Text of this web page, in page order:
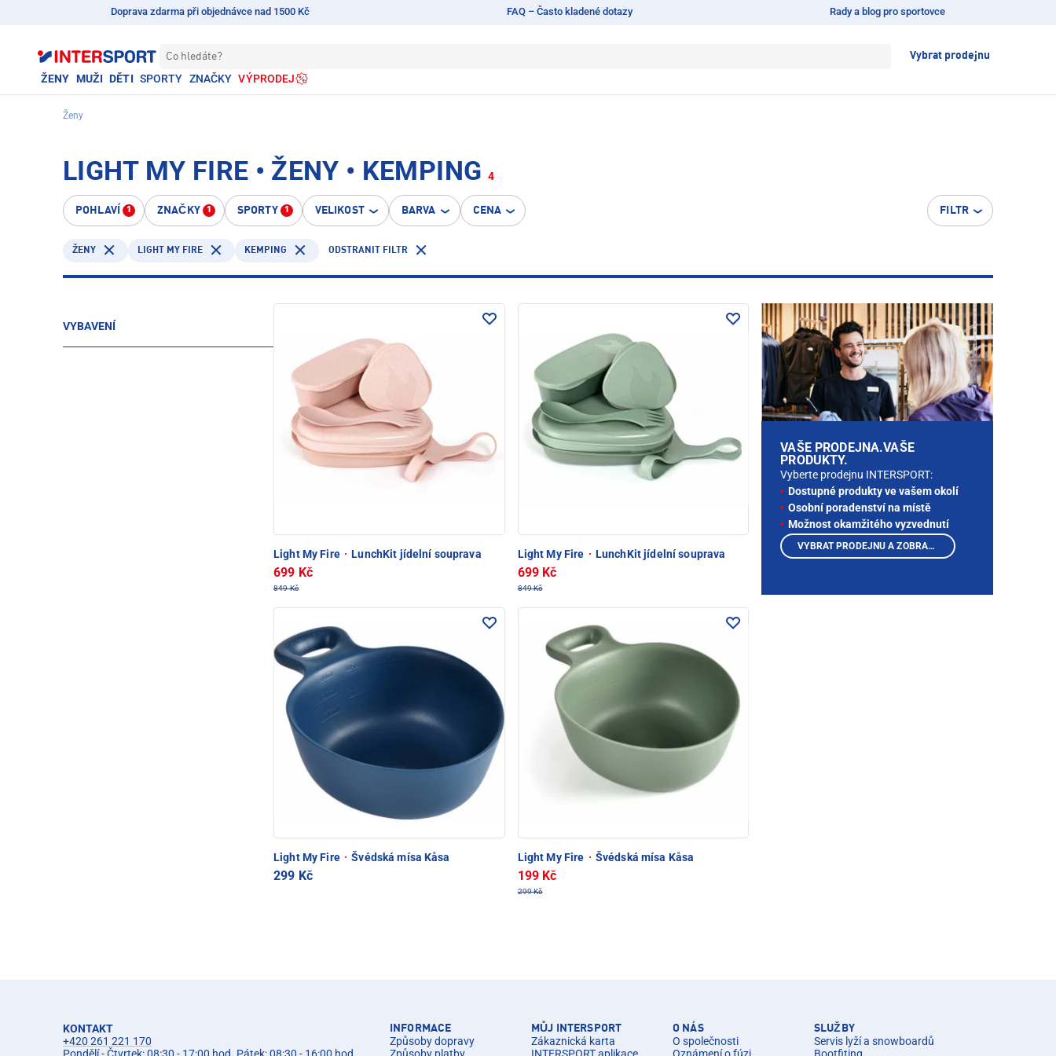
Doprava zdarma při objednávce nad 1500 Kč FAQ – Často kladené dotazy Rady a blog pro sportovce
Co hledáte? Vybrat prodejnu
ŽENY MUŽI DĚTI SPORTY ZNAČKY VÝPRODEJ
Ženy
LIGHT MY FIRE • ŽENY • KEMPING 4
POHLAVÍ 1 ZNAČKY 1 SPORTY 1 VELIKOST BARVA CENA FILTR
ŽENY LIGHT MY FIRE KEMPING ODSTRANIT FILTR
VYBAVENÍ
Light My Fire · LunchKit jídelní souprava
699 Kč
849 Kč
Light My Fire · LunchKit jídelní souprava
699 Kč
849 Kč
Light My Fire · Švédská mísa Kåsa
299 Kč
Light My Fire · Švédská mísa Kåsa
199 Kč
299 Kč
VAŠE PRODEJNA.VAŠE
PRODUKTY.
Vyberte prodejnu INTERSPORT:
Dostupné produkty ve vašem okolí
Osobní poradenství na místě
Možnost okamžitého vyzvednutí
VYBRAT PRODEJNU A ZOBRAZIT PRODUKTY
KONTAKT
+420 261 221 170
INFORMACE
Způsoby dopravy
MŮJ INTERSPORT
Zákaznická karta
O NÁS
O společnosti
SLUŽBY
Servis lyží a snowboardů